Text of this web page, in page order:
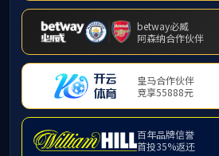
新项目等方面的成果
座谈交流结束后